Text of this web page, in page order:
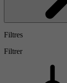
Filtres
Filtrer